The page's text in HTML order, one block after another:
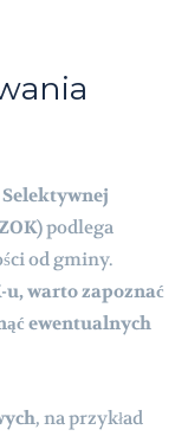
podlega
od gminy.
u, warto zapoznać
ewentualnych
, na przykład